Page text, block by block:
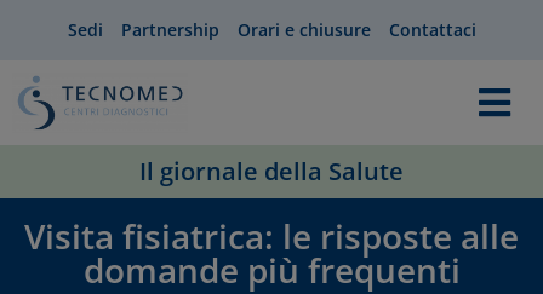
Sedi Partnership Orari e chiusure Contattaci
Il giornale della Salute
Visita fisiatrica: le risposte alle
domande più frequenti